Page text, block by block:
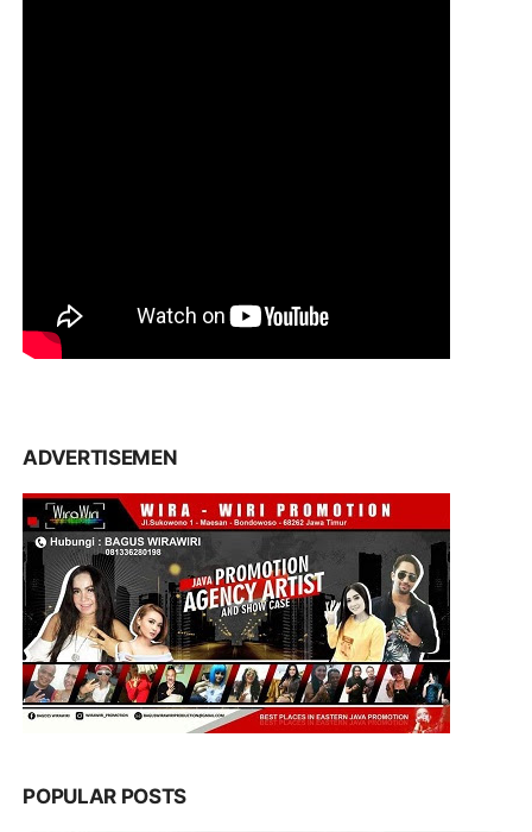
ADVERTISEMEN
POPULAR POSTS